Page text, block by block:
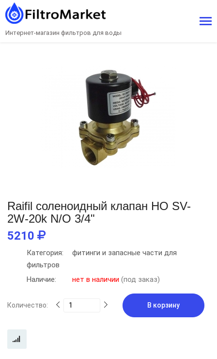
Интернет-магазин фильтров для воды
Raifil соленоидный клапан НО SV-
2W-20k N/O 3/4"
5210
Категория:
фитинги и запасные части для
фильтров
Наличие:
нет в наличии (под заказ)
Количество: В корзину